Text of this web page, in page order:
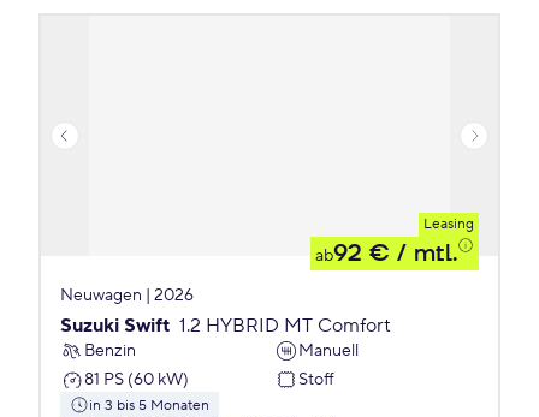
Leasing
ab92 € / mtl.
Neuwagen | 2026
Suzuki Swift 1.2 HYBRID MT Comfort
Benzin
Manuell
81 PS (60 kW)
Stoff
in 3 bis 5 Monaten